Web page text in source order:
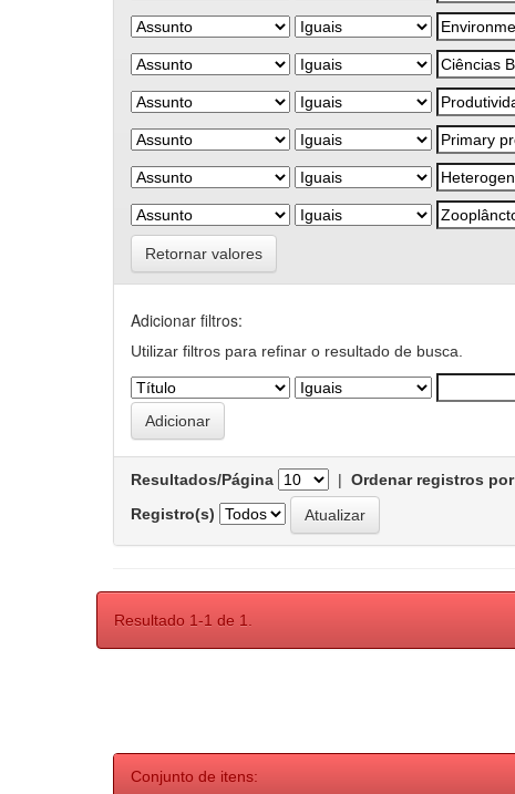
Retornar valores
Adicionar filtros:
Utilizar filtros para refinar o resultado de busca.
Resultados/Página | Ordenar registros por
Registro(s)
Resultado 1-1 de 1.
Conjunto de itens: